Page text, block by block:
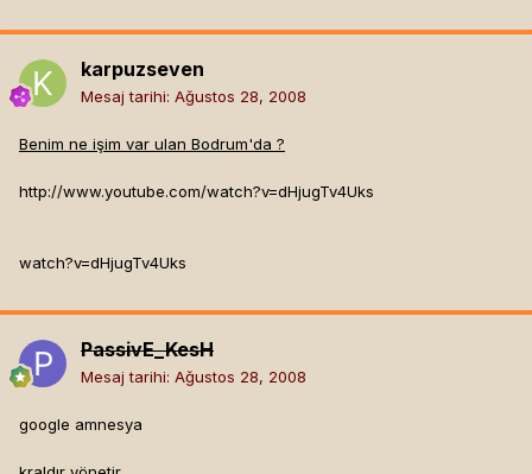
karpuzseven
Mesaj tarihi: Ağustos 28, 2008
Benim ne işim var ulan Bodrum'da ?
http://www.youtube.com/watch?v=dHjugTv4Uks
watch?v=dHjugTv4Uks
PassivE_KesH
Mesaj tarihi: Ağustos 28, 2008
google amnesya